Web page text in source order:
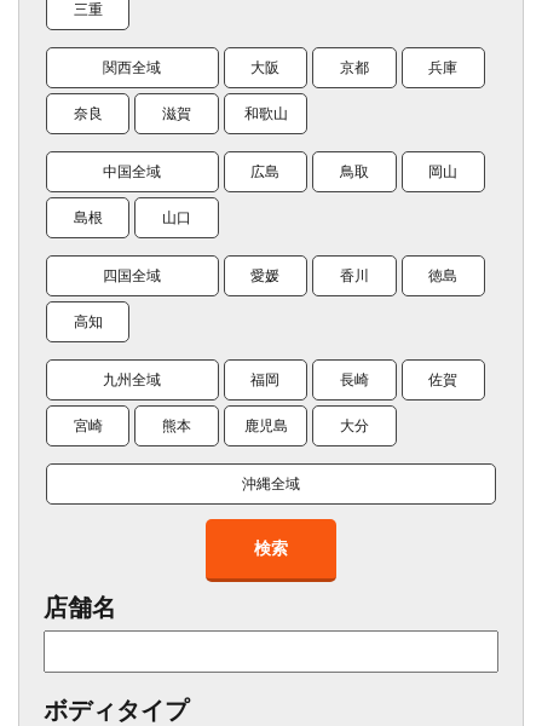
三重
関西全域 大阪 京都 兵庫
奈良 滋賀 和歌山
中国全域 広島 鳥取 岡山
島根 山口
四国全域 愛媛 香川 徳島
高知
九州全域 福岡 長崎 佐賀
宮崎 熊本 鹿児島 大分
沖縄全域
検索
店舗名
ボディタイプ